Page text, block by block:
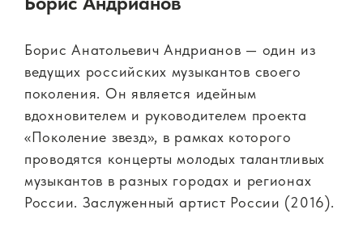
Борис Анатольевич Андрианов — один из
ведущих российских музыкантов своего
поколения. Он является идейным
вдохновителем и руководителем проекта
«Поколение звезд», в рамках которого
проводятся концерты молодых талантливых
музыкантов в разных городах и регионах
России. Заслуженный артист России (2016).